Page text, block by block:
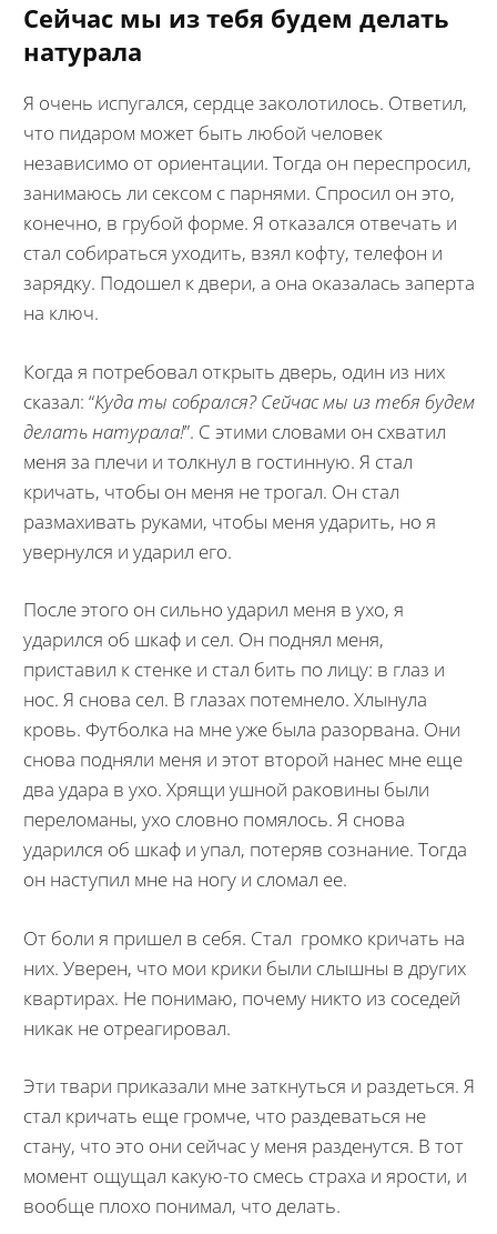
Сейчас мы из тебя будем делать
натурала
Я очень испугался, сердце заколотилось. Ответил,
что пидаром может быть любой человек
независимо от ориентации. Тогда он переспросил,
занимаюсь ли сексом с парнями. Спросил он это,
конечно, в грубой форме. Я отказался отвечать и
стал собираться уходить, взял кофту, телефон и
зарядку. Подошел к двери, а она оказалась заперта
на ключ.
Когда я потребовал открыть дверь, один из них
сказал: “Куда ты собрался? Сейчас мы из тебя будем
делать натурала!”. С этими словами он схватил
меня за плечи и толкнул в гостинную. Я стал
кричать, чтобы он меня не трогал. Он стал
размахивать руками, чтобы меня ударить, но я
увернулся и ударил его.
После этого он сильно ударил меня в ухо, я
ударился об шкаф и сел. Он поднял меня,
приставил к стенке и стал бить по лицу: в глаз и
нос. Я снова сел. В глазах потемнело. Хлынула
кровь. Футболка на мне уже была разорвана. Они
снова подняли меня и этот второй нанес мне еще
два удара в ухо. Хрящи ушной раковины были
переломаны, ухо словно помялось. Я снова
ударился об шкаф и упал, потеряв сознание. Тогда
он наступил мне на ногу и сломал ее.
От боли я пришел в себя. Стал громко кричать на
них. Уверен, что мои крики были слышны в других
квартирах. Не понимаю, почему никто из соседей
никак не отреагировал.
Эти твари приказали мне заткнуться и раздеться. Я
стал кричать еще громче, что раздеваться не
стану, что это они сейчас у меня разденутся. В тот
момент ощущал какую-то смесь страха и ярости, и
вообще плохо понимал, что делать.